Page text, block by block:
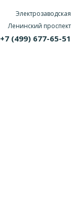
Электрозаводская
Ленинский проспект
+7 (499) 677-65-51